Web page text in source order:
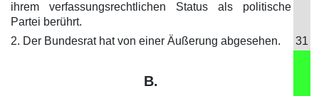
ihrem verfassungsrechtlichen Status als politische
Partei berührt.
2. Der Bundesrat hat von einer Äußerung abgesehen. 31
B.